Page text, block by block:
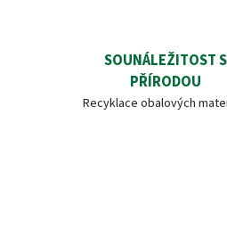
SOUNÁLEŽITOST S
PŘÍRODOU
Recyklace obalových